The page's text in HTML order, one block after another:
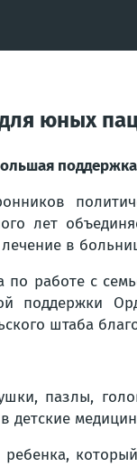
юных
лет
в
по работе с
поддержки
штаба
пазлы,